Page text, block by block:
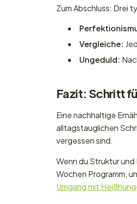
Zum Abschluss: Drei
Vergleiche:
Ungeduld:
Fazit: Schritt
Eine nachhaltige
alltagstauglichen
vergessen sind.
Wenn du Struktur
Wochen Programm,
Umgang mit